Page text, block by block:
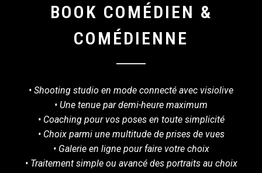
BOOK COMÉDIEN &
COMÉDIENNE
• Shooting studio en mode connecté avec visiolive
• Une tenue par demi-heure maximum
• Coaching pour vos poses en toute simplicité
• Choix parmi une multitude de prises de vues
• Galerie en ligne pour faire votre choix
• Traitement simple ou avancé des portraits au choix